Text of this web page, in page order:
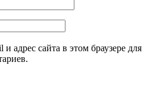
адрес сайта в этом браузере для